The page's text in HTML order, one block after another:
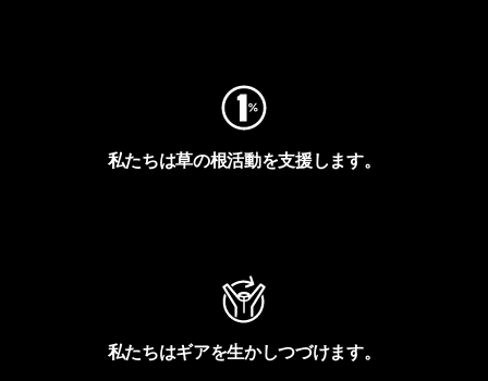
私たちは草の根活動を支援します。
私たちはギアを生かしつづけます。